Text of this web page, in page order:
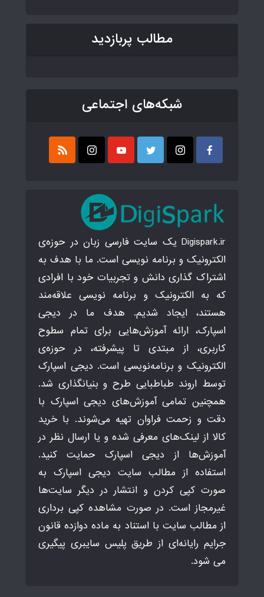
مطالب پربازدید
شبکه‌های اجتماعی
Digispark.ir یک سایت فارسی زبان در حوزه‌ی
الکترونیک و برنامه نویسی است. ما با هدف به
اشتراک گذاری دانش و تجربیات خود با افرادی
که به الکترونیک و برنامه نویسی علاقه‌مند
هستند، ایجاد شدیم. هدف ما در دیجی
اسپارک، ارائه آموزش‌هایی برای تمام سطوح
کاربری، از مبتدی تا پیشرفته، در حوزه‌ی
الکترونیک و برنامه‌نویسی است. دیجی اسپارک
توسط اروند طباطبایی طرح و بنیانگذاری شد.
همچنین تمامی آموزش‌های دیجی اسپارک با
دقت و زحمت فراوان تهیه می‌شوند. با خرید
کالا از لینک‌های معرفی شده و یا ارسال نظر در
آموزش‌ها از دیجی اسپارک حمایت کنید.
استفاده از مطالب سایت دیجی اسپارک به
صورت کپی کردن و انتشار در دیگر سایت‌ها
غیرمجاز است. در صورت مشاهده کپی برداری
از مطالب سایت با استناد به ماده دوازده قانون
جرایم رایانه‌ای از طریق پلیس سایبری پیگیری
می شود.